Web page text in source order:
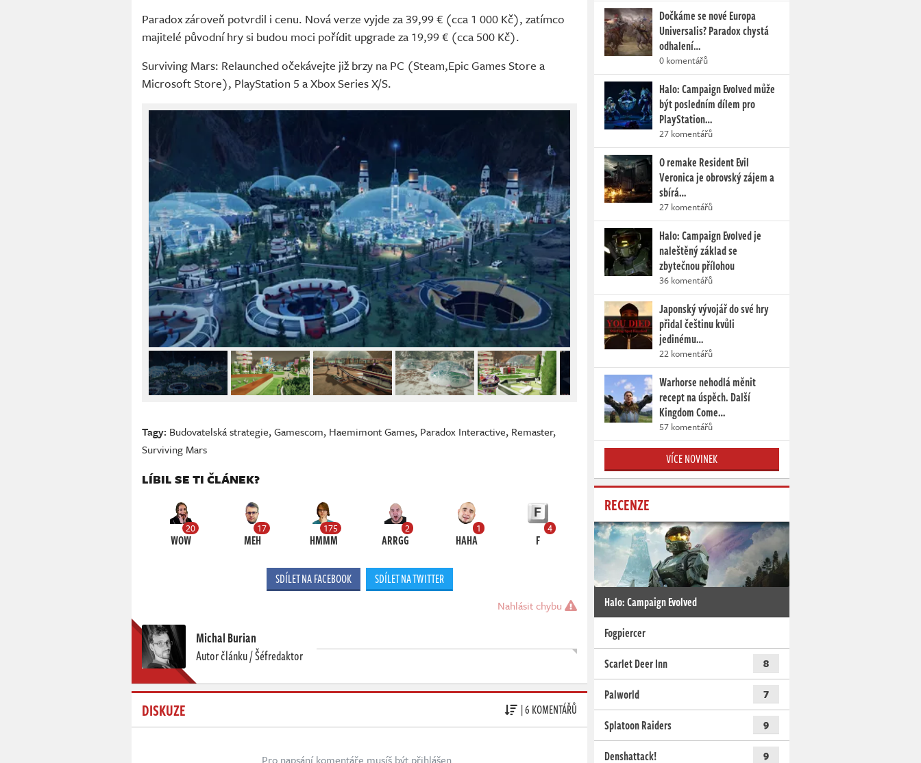
Paradox zároveň potvrdil i cenu. Nová verze vyjde za 39,99 € (cca 1 000 Kč), zatímco
majitelé původní hry si budou moci pořídit upgrade za 19,99 € (cca 500 Kč).
Surviving Mars: Relaunched očekávejte již brzy na PC (Steam,Epic Games Store a
Microsoft Store), PlayStation 5 a Xbox Series X/S.
Tagy: Budovatelská strategie,Gamescom, Haemimont Games, Paradox Interactive, Remaster,
Surviving Mars
LÍBIL SE TI ČLÁNEK?
20
WOW
17
MEH
175
HMMM
2
ARRGG
1
HAHA
4
F
SDÍLET NA FACEBOOK SDÍLET NA TWITTER
Nahlásit chybu
Michal Burian
Autor článku / Šéfredaktor
DISKUZE | 6 KOMENTÁŘŮ
Pro napsání komentáře musíš být přihlášen.
Dočkáme se nové Europa
Universalis? Paradox chystá
odhalení…
0 komentářů
Halo: Campaign Evolved může
být posledním dílem pro
PlayStation…
27 komentářů
O remake Resident Evil
Veronica je obrovský zájem a
sbírá…
27 komentářů
Halo: Campaign Evolved je
naleštěný základ se
zbytečnou přílohou
36 komentářů
Japonský vývojář do své hry
přidal češtinu kvůli
jedinému…
22 komentářů
Warhorse nehodlá měnit
recept na úspěch. Další
Kingdom Come…
57 komentářů
VÍCE NOVINEK
RECENZE
Halo: Campaign Evolved
Fogpiercer
Scarlet Deer Inn
8
Palworld 7
Splatoon Raiders 9
Denshattack! 9